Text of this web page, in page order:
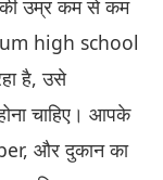
उम्र कम से कम
high school
है, उसे
चाहिए। आपके
और दुकान का